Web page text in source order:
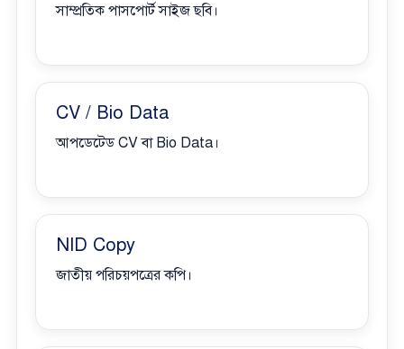
সাম্প্রতিক পাসপোর্ট সাইজ ছবি।
CV / Bio Data
আপডেটেড CV বা Bio Data।
NID Copy
জাতীয় পরিচয়পত্রের কপি।